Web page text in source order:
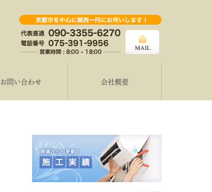
お問い合わせ 会社概要